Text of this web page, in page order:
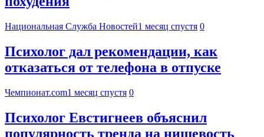
Национальная Служба Новостей1 месяц спустя 0
Психолог дал рекомендации, как
отказаться от телефона в отпуске
Чемпионат.com1 месяц спустя 0
Психолог Евстигнеев объяснил
популярность тренда на нишевость